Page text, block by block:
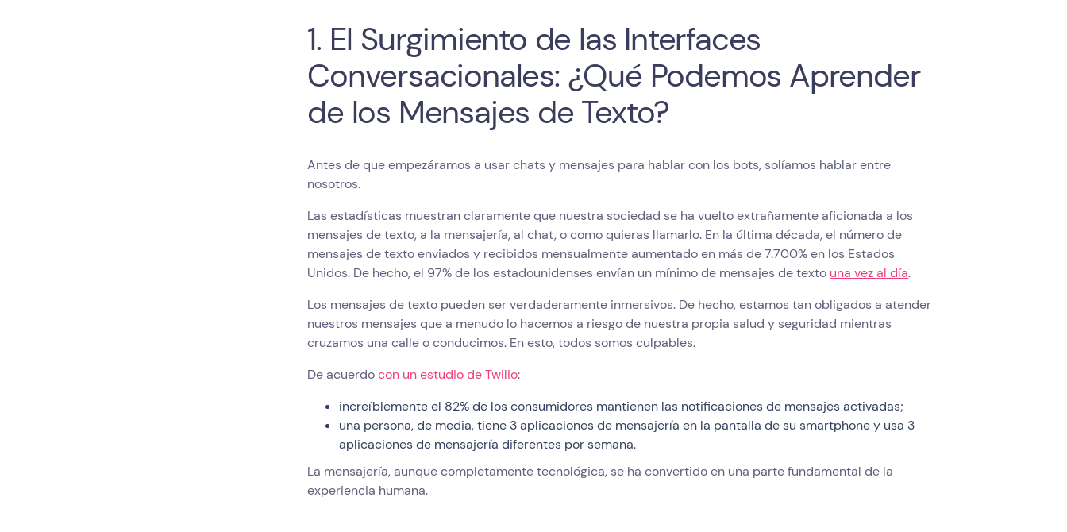
1. El Surgimiento de las Interfaces
Conversacionales: ¿Qué Podemos Aprender
de los Mensajes de Texto?
Antes de que empezáramos a usar chats y mensajes para hablar con los bots, solíamos hablar entre
nosotros.
Las estadísticas muestran claramente que nuestra sociedad se ha vuelto extrañamente aficionada a los
mensajes de texto, a la mensajería, al chat, o como quieras llamarlo. En la última década, el número de
mensajes de texto enviados y recibidos mensualmente aumentado en más de 7.700% en los Estados
Unidos. De hecho, el 97% de los estadounidenses envían un mínimo de mensajes de texto una vez al día.
Los mensajes de texto pueden ser verdaderamente inmersivos. De hecho, estamos tan obligados a atender
nuestros mensajes que a menudo lo hacemos a riesgo de nuestra propia salud y seguridad mientras
cruzamos una calle o conducimos. En esto, todos somos culpables.
De acuerdocon un estudio de Twilio:
increíblemente el 82% de los consumidores mantienen las notificaciones de mensajes activadas;
una persona, de media, tiene 3 aplicaciones de mensajería en la pantalla de su smartphone y usa 3
aplicaciones de mensajería diferentes por semana.
La mensajería, aunque completamente tecnológica, se ha convertido en una parte fundamental de la
experiencia humana.